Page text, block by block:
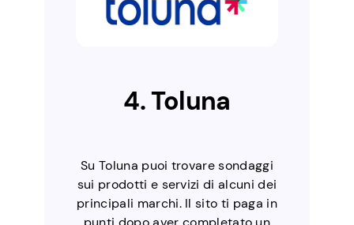
4. Toluna
Su Toluna puoi trovare sondaggi
sui prodotti e servizi di alcuni dei
principali marchi. Il sito ti paga in